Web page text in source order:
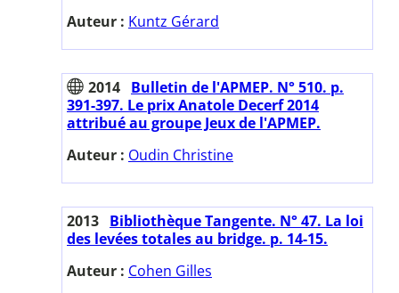
Auteur : Kuntz Gérard
2014 Bulletin de l'APMEP. N° 510. p.
391-397. Le prix Anatole Decerf 2014
attribué au groupe Jeux de l'APMEP.
Auteur : Oudin Christine
2013 Bibliothèque Tangente. N° 47. La loi
des levées totales au bridge. p. 14-15.
Auteur : Cohen Gilles